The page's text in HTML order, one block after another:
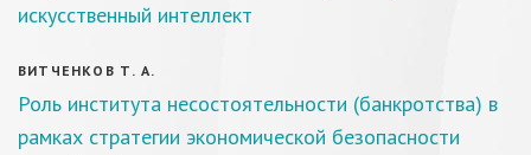
искусственный интеллект
ВИТЧЕНКОВ Т. А.
Роль института несостоятельности (банкротства) в
рамках стратегии экономической безопасности